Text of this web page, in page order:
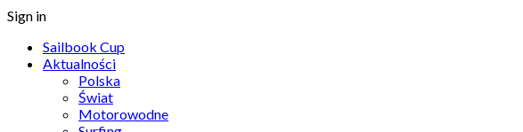
Sign in
Sailbook Cup
Aktualności
Polska
Świat
Motorowodne